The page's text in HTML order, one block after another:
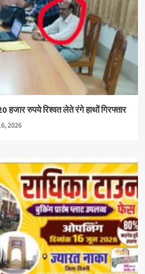
हजार रुपये रिश्वत लेते रंगे हाथों गिरफ्तार
2026